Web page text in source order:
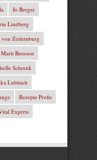
Jo Berger
Lindberg
von Zedernburg
Marit Bernson
Schrenk
Lubitsch
Rezepte Profis
Experts